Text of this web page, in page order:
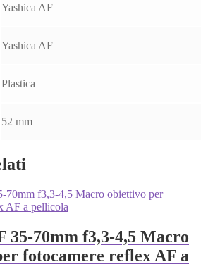
Yashica AF
Yashica AF
Plastica
52 mm
35-70mm f3,3-4,5 Macro
fotocamere reflex AF a